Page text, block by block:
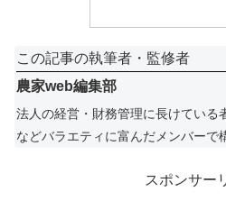
この記事の執筆者・監修者
農家web編集部
法人の経営・財務管理に長けている
などバラエティに富んだメンバーで
スポンサー